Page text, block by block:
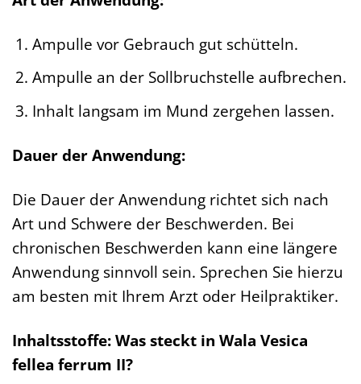
Ampulle vor Gebrauch gut schütteln.
Ampulle an der Sollbruchstelle aufbrechen.
Inhalt langsam im Mund zergehen lassen.
Dauer der Anwendung:
Die Dauer der Anwendung richtet sich nach
Art und Schwere der Beschwerden. Bei
chronischen Beschwerden kann eine längere
Anwendung sinnvoll sein. Sprechen Sie hierzu
am besten mit Ihrem Arzt oder Heilpraktiker.
Inhaltsstoffe: Was steckt in Wala Vesica
fellea ferrum II?